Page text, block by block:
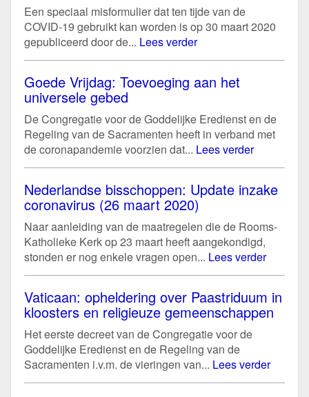
Een speciaal misformulier dat ten tijde van de
COVID-19 gebruikt kan worden is op 30 maart 2020
gepubliceerd door de... Lees verder
Goede Vrijdag: Toevoeging aan het
universele gebed
De Congregatie voor de Goddelijke Eredienst en de
Regeling van de Sacramenten heeft in verband met
de coronapandemie voorzien dat... Lees verder
Nederlandse bisschoppen: Update inzake
coronavirus (26 maart 2020)
Naar aanleiding van de maatregelen die de Rooms-
Katholieke Kerk op 23 maart heeft aangekondigd,
stonden er nog enkele vragen open... Lees verder
Vaticaan: opheldering over Paastriduum in
kloosters en religieuze gemeenschappen
Het eerste decreet van de Congregatie voor de
Goddelijke Eredienst en de Regeling van de
Sacramenten i.v.m. de vieringen van... Lees verder